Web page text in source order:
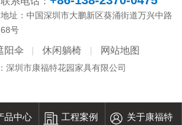
地址：中国深圳市大鹏新区葵涌街道万兴中路
68号
阳伞 休闲躺椅 网站地图
深圳市康福特花园家具有限公司
品中心 工程案例 关于康福特